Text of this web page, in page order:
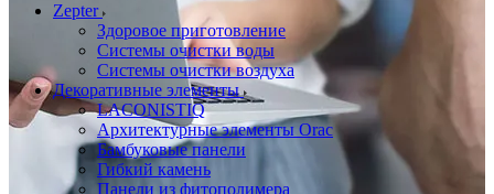
Zepter
Здоровое приготовление
Системы очистки воды
Системы очистки воздуха
Декоративные элементы
LACONISTIQ
Архитектурные элементы Orac
Бамбуковые панели
Гибкий камень
Панели из фитополимера